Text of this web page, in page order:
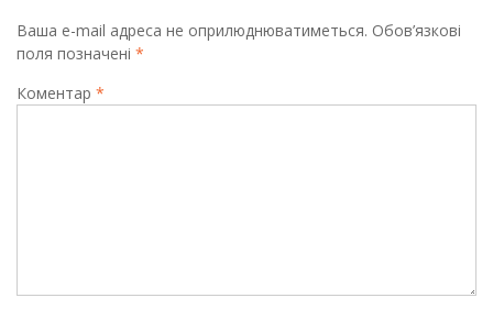
Ваша e-mail адреса не оприлюднюватиметься. Обов’язкові
поля позначені *
Коментар *